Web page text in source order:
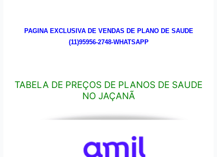
PAGINA EXCLUSIVA DE VENDAS DE PLANO DE SAUDE
(11)95956-2748-WHATSAPP
TABELA DE PREÇOS DE PLANOS DE SAUDE
NO JAÇANÃ